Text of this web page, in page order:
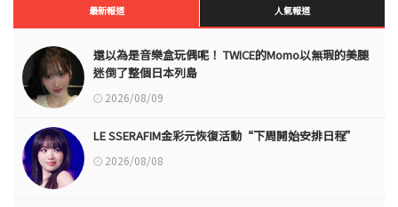
最新報道 人氣報道
還以為是音樂盒玩偶呢！ TWICE的Momo以無瑕的美腿
迷倒了整個日本列島
2026/08/09
LE SSERAFIM金彩元恢復活動“下周開始安排日程”
2026/08/08